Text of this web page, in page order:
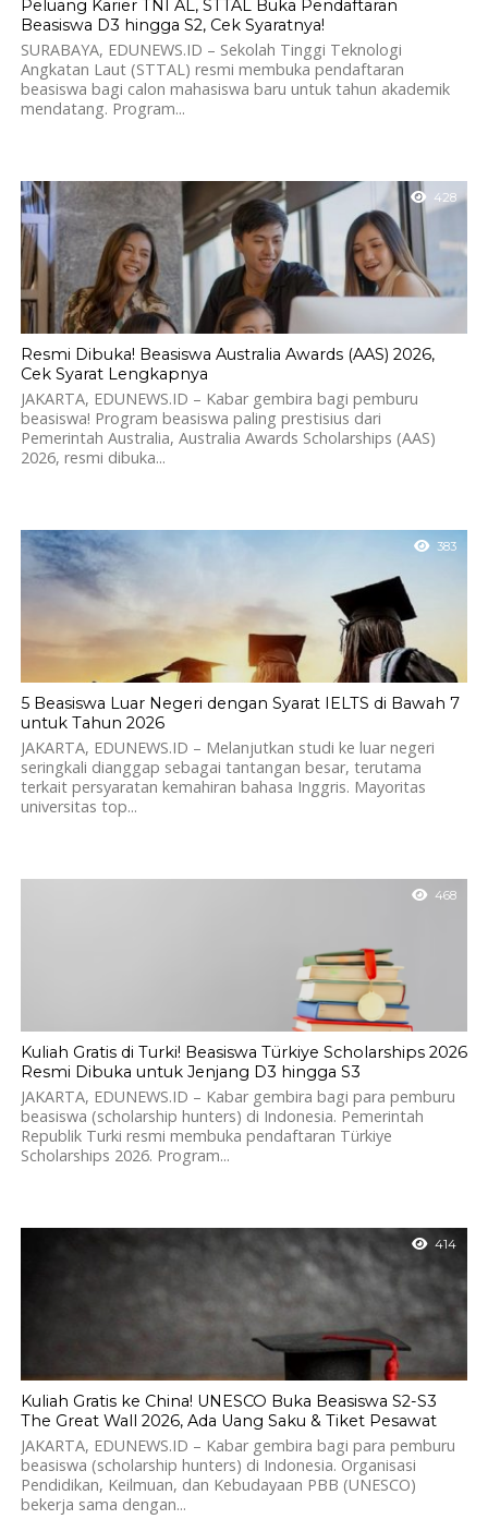
Peluang Karier TNI AL, STTAL Buka Pendaftaran
Beasiswa D3 hingga S2, Cek Syaratnya!
SURABAYA, EDUNEWS.ID – Sekolah Tinggi Teknologi
Angkatan Laut (STTAL) resmi membuka pendaftaran
beasiswa bagi calon mahasiswa baru untuk tahun akademik
mendatang. Program...
428
Resmi Dibuka! Beasiswa Australia Awards (AAS) 2026,
Cek Syarat Lengkapnya
JAKARTA, EDUNEWS.ID – Kabar gembira bagi pemburu
beasiswa! Program beasiswa paling prestisius dari
Pemerintah Australia, Australia Awards Scholarships (AAS)
2026, resmi dibuka...
383
5 Beasiswa Luar Negeri dengan Syarat IELTS di Bawah 7
untuk Tahun 2026
JAKARTA, EDUNEWS.ID – Melanjutkan studi ke luar negeri
seringkali dianggap sebagai tantangan besar, terutama
terkait persyaratan kemahiran bahasa Inggris. Mayoritas
universitas top...
468
Kuliah Gratis di Turki! Beasiswa Türkiye Scholarships 2026
Resmi Dibuka untuk Jenjang D3 hingga S3
JAKARTA, EDUNEWS.ID – Kabar gembira bagi para pemburu
beasiswa (scholarship hunters) di Indonesia. Pemerintah
Republik Turki resmi membuka pendaftaran Türkiye
Scholarships 2026. Program...
414
Kuliah Gratis ke China! UNESCO Buka Beasiswa S2-S3
The Great Wall 2026, Ada Uang Saku & Tiket Pesawat
JAKARTA, EDUNEWS.ID – Kabar gembira bagi para pemburu
beasiswa (scholarship hunters) di Indonesia. Organisasi
Pendidikan, Keilmuan, dan Kebudayaan PBB (UNESCO)
bekerja sama dengan...